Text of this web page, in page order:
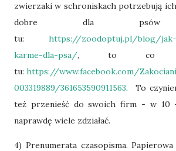
zwierzaki w schroniskach potrzebują
dobre dla psów
tu: https://zoodoptuj.pl/blog/jak-
karme-dla-psa/, to co
tu: https://www.facebook.com/
003319889/361653590911563. To
też przenieść do swoich firm - w 10
naprawdę wiele zdziałać.
4) Prenumerata czasopisma.